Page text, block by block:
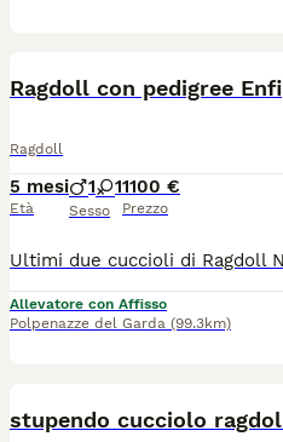
Ragdoll con pedigree Enfi
Ragdoll
5 mesi
Età
1 1
Sesso
1100 €
Prezzo
Allevatore con Affisso
Polpenazze del Garda (99.3km)